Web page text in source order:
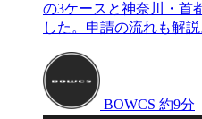
の3ケースと神奈川・首
した。申請の流れも解説
BOWCS 約9分